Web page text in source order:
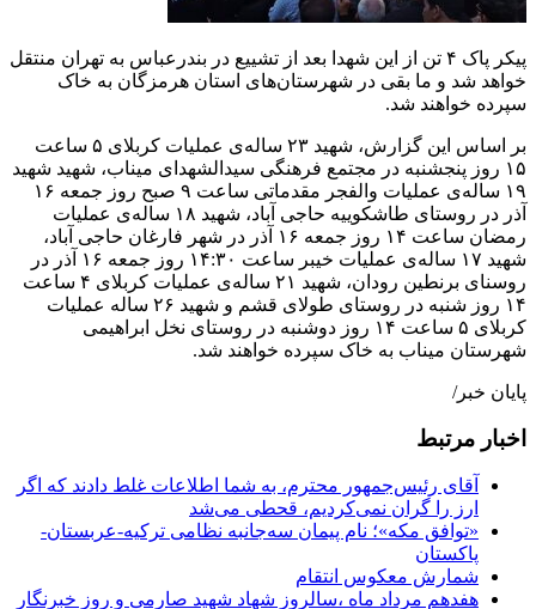
پیکر پاک ۴ تن از این شهدا بعد از تشییع در بندرعباس به تهران منتقل
خواهد شد و ما بقی در شهرستان‌های استان هرمزگان به خاک
سپرده خواهند شد.
بر اساس این گزارش، شهید ۲۳ ساله‌ی عملیات کربلای ۵ ساعت
۱۵ روز پنجشنبه در مجتمع فرهنگی سیدالشهدای میناب، شهید شهید
۱۹ ساله‌ی عملیات والفجر مقدماتی ساعت ۹ صبح روز جمعه ۱۶
آذر در روستای طاشکوییه حاجی آباد، شهید ۱۸ ساله‌ی عملیات
رمضان ساعت ۱۴ روز جمعه ۱۶ آذر در شهر فارغان حاجی آباد،
شهید ۱۷ ساله‌ی عملیات خیبر ساعت ۱۴:۳۰ روز جمعه ۱۶ آذر در
روسنای برنطین رودان، شهید ۲۱ ساله‌ی عملیات کربلای ۴ ساعت
۱۴ روز شنبه در روستای طولای قشم و شهید ۲۶ ساله عملیات
کربلای ۵ ساعت ۱۴ روز دوشنبه در روستای نخل ابراهیمی
شهرستان میناب به خاک سپرده خواهند شد.
پایان خبر/
اخبار مرتبط
آقای رئیس‌جمهور محترم، به شما اطلاعات غلط دادند که اگر
ارز را گران نمی‌کردیم، قحطی می‌شد
«توافق مکه»؛ نام پیمان سه‌جانبه نظامی ترکیه-عربستان-
پاکستان
شمارش معکوس انتقام
هفدهم مرداد ماه ،سالروز شهاد شهید صارمی و روز خبرنگار